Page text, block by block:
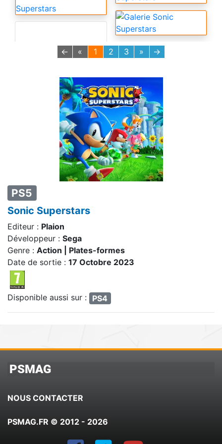
PS5
Sonic Superstars
Editeur : Plaion
Développeur : Sega
Genre : Action | Plates-formes
Date de sortie : 17 Octobre 2023
Disponible aussi sur : PS4
← « 1 2 3 » →
PSMAG
NOUS CONTACTER
PSMAG.FR © 2012 - 2026